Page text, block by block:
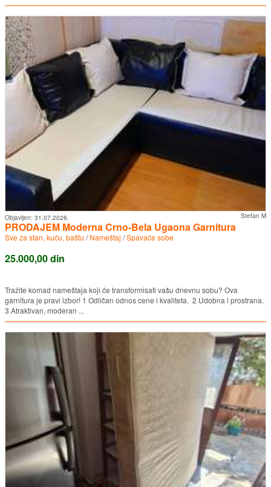
Stefan M
Objavljen: 31.07.2026.
PRODAJEM Moderna Crno-Bela Ugaona Garnitura
Sve za stan, kuću, baštu /Nameštaj /Spavaće sobe
25.000,00 din
Tražite komad nameštaja koji će transformisati vašu dnevnu sobu? Ova
garnitura je pravi izbor! 1 Odličan odnos cene i kvaliteta. 2 Udobna i prostrana.
3 Atraktivan, moderan ...